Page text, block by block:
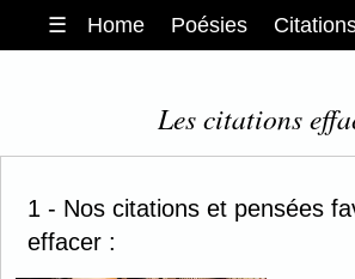
☰ Home Poésies
Les citations
1 - Nos citations et pensées
effacer :